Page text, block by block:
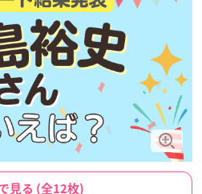
見る (全12枚)